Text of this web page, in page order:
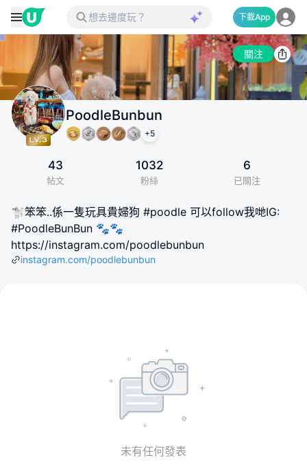
下載App
關注
PoodleBunbun
+5
43
帖文
1032
粉絲
6
已關注
🐩笨笨..係一隻玩具貴婦狗 #poodle 可以follow我哋IG:
#PoodleBunBun 🐾🐾
https://instagram.com/poodlebunbun
instagram.com/poodlebunbun
未有任何發表